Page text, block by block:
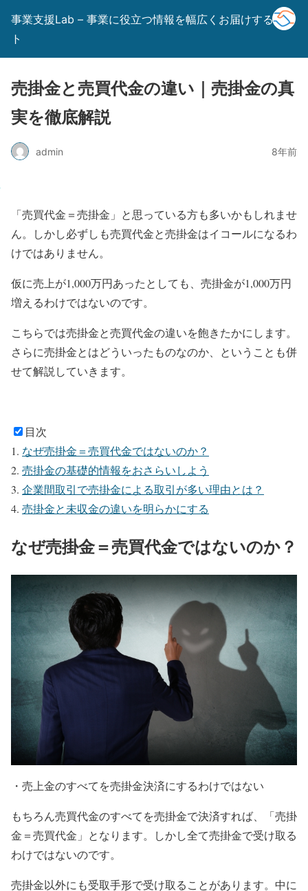
事業支援Lab – 事業に役立つ情報を幅広くお届けするサイ
ト
売掛金と売買代金の違い｜売掛金の真
実を徹底解説
admin 8年前
「売買代金＝売掛金」と思っている方も多いかもしれませ
ん。しかし必ずしも売買代金と売掛金はイコールになるわ
けではありません。
仮に売上が1,000万円あったとしても、売掛金が1,000万円
増えるわけではないのです。
こちらでは売掛金と売買代金の違いを飽きたかにします。
さらに売掛金とはどういったものなのか、ということも併
せて解説していきます。
目次
なぜ売掛金＝売買代金ではないのか？
売掛金の基礎的情報をおさらいしよう
企業間取引で売掛金による取引が多い理由とは？
売掛金と未収金の違いを明らかにする
なぜ売掛金＝売買代金ではないのか？
・売上金のすべてを売掛金決済にするわけではない
もちろん売買代金のすべてを売掛金で決済すれば、「売掛
金＝売買代金」となります。しかし全て売掛金で受け取る
わけではないのです。
売掛金以外にも受取手形で受け取ることがあります。中に